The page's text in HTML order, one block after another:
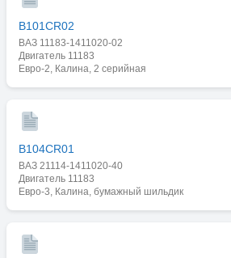
B101CR02
ВАЗ 11183-1411020-02
Двигатель 11183
Евро-2, Калина, 2 серийная
B104CR01
ВАЗ 21114-1411020-40
Двигатель 11183
Евро-3, Калина, бумажный шильдик